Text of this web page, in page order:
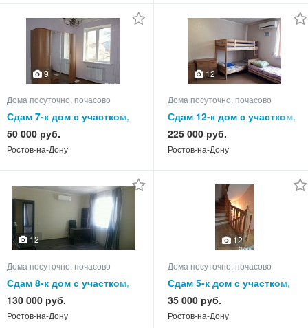
9
Дома посуточно, почасово
Сдам 7-к дом с участком,
250.0 кв.м, этажей 2
50 000 руб.
Ростов-на-Дону
12
Дома посуточно, почасово
Сдам 12-к дом с участком,
300.0 кв.м, этажей 3
225 000 руб.
Ростов-на-Дону
12
Дома посуточно, почасово
Сдам 8-к дом с участком,
260.0 кв.м, этажей 3
130 000 руб.
Ростов-на-Дону
12
Дома посуточно, почасово
Сдам 5-к дом с участком,
100.0 кв.м, этажей 3
35 000 руб.
Ростов-на-Дону